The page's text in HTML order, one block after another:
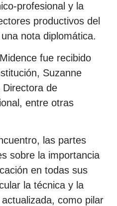
profesional y la
productivos del
nota diplomática.
fue recibido
Suzanne
Directora de
entre otras
las partes
sobre la importancia
en todas sus
la técnica y la
como pilar